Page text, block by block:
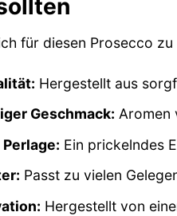
für diesen Prosecco
Hergestellt aus
Geschmack: Aromen
Ein prickelndes
Passt zu vielen
Hergestellt von